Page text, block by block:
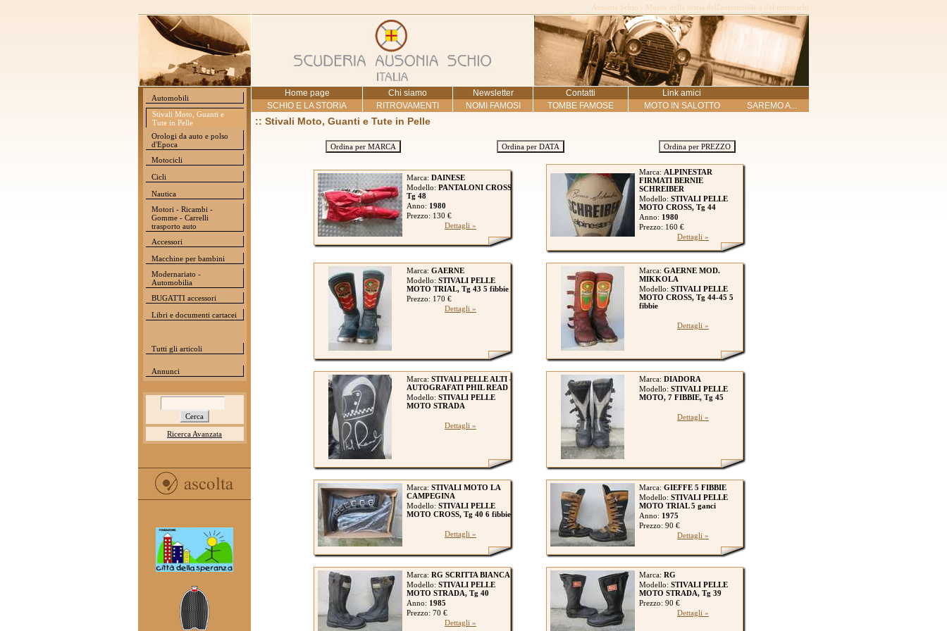
Ausonia Schio - Museo della storia dell'automobile e del motociclo
Automobili
Stivali Moto, Guanti e
Tute in Pelle
Orologi da auto e polso
d'Epoca
Motocicli
Cicli
Nautica
Motori - Ricambi -
Gomme - Carrelli
trasporto auto
Accessori
Macchine per bambini
Modernariato -
Automobilia
BUGATTI accessori
Libri e documenti cartacei
Tutti gli articoli
Annunci
Ricerca Avanzata
Home page Chi siamo Newsletter Contatti
Link amici
SCHIO E LA STORIA
RITROVAMENTI NOMI FAMOSI TOMBE FAMOSE MOTO IN SALOTTO SAREMO A...
:: Stivali Moto, Guanti e Tute in Pelle
Ordina per MARCA Ordina per DATA Ordina per PREZZO
Marca: DAINESE
Modello: PANTALONI CROSS
Tg 48
Anno: 1980
Prezzo: 130 €
Dettagli »
Marca: ALPINESTAR
FIRMATI BERNIE
SCHREIBER
Modello: STIVALI PELLE
MOTO CROSS, Tg 44
Anno: 1980
Prezzo: 160 €
Dettagli »
Marca: GAERNE
Modello: STIVALI PELLE
MOTO TRIAL, Tg 43 5 fibbie
Prezzo: 170 €
Dettagli »
Marca: GAERNE MOD.
MIKKOLA
Modello: STIVALI PELLE
MOTO CROSS, Tg 44-45 5
fibbie
Dettagli »
Marca: STIVALI PELLE ALTI -
AUTOGRAFATI PHIL READ
Modello: STIVALI PELLE
MOTO STRADA
Dettagli »
Marca: DIADORA
Modello: STIVALI PELLE
MOTO, 7 FIBBIE, Tg 45
Dettagli »
Marca: STIVALI MOTO LA
CAMPEGINA
Modello: STIVALI PELLE
MOTO CROSS, Tg 40 6 fibbie
Dettagli »
Marca: GIEFFE 5 FIBBIE
Modello: STIVALI PELLE
MOTO TRIAL 5 ganci
Anno: 1975
Prezzo: 90 €
Dettagli »
Marca: RG SCRITTA BIANCA
Modello: STIVALI PELLE
MOTO STRADA, Tg 40
Anno: 1985
Prezzo: 70 €
Dettagli »
Marca: RG
Modello: STIVALI PELLE
MOTO STRADA, Tg 39
Prezzo: 90 €
Dettagli »